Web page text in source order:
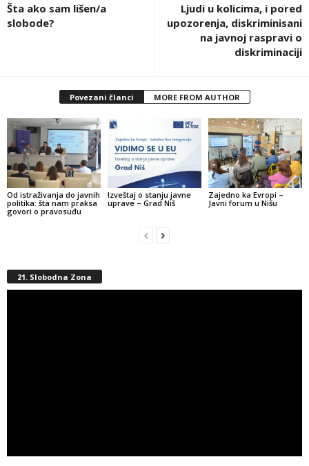
Šta ako sam lišen/a
slobode?
Ljudi u kolicima, i pored
upozorenja, diskriminisani
na javnoj raspravi o
diskriminaciji
Povezani članci MORE FROM AUTHOR
Od istraživanja do javnih
politika: šta nam praksa
govori o pravosuđu
Izveštaj o stanju javne
uprave – Grad Niš
Zajedno ka Evropi –
Javni forum u Nišu
21. Slobodna Zona